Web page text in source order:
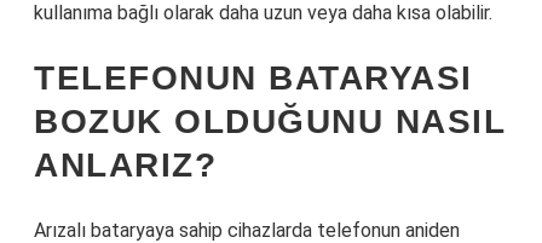
kullanıma bağlı olarak daha uzun veya daha kısa olabilir.
TELEFONUN BATARYASI
BOZUK OLDUĞUNU NASIL
ANLARIZ?
Arızalı bataryaya sahip cihazlarda telefonun aniden